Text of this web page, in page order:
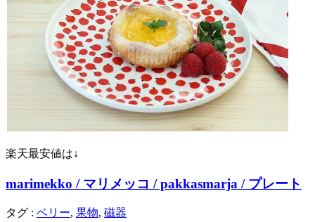
楽天最安値は↓
marimekko / マリメッコ / pakkasmarja / プレート
タグ : ベリー, 果物, 磁器